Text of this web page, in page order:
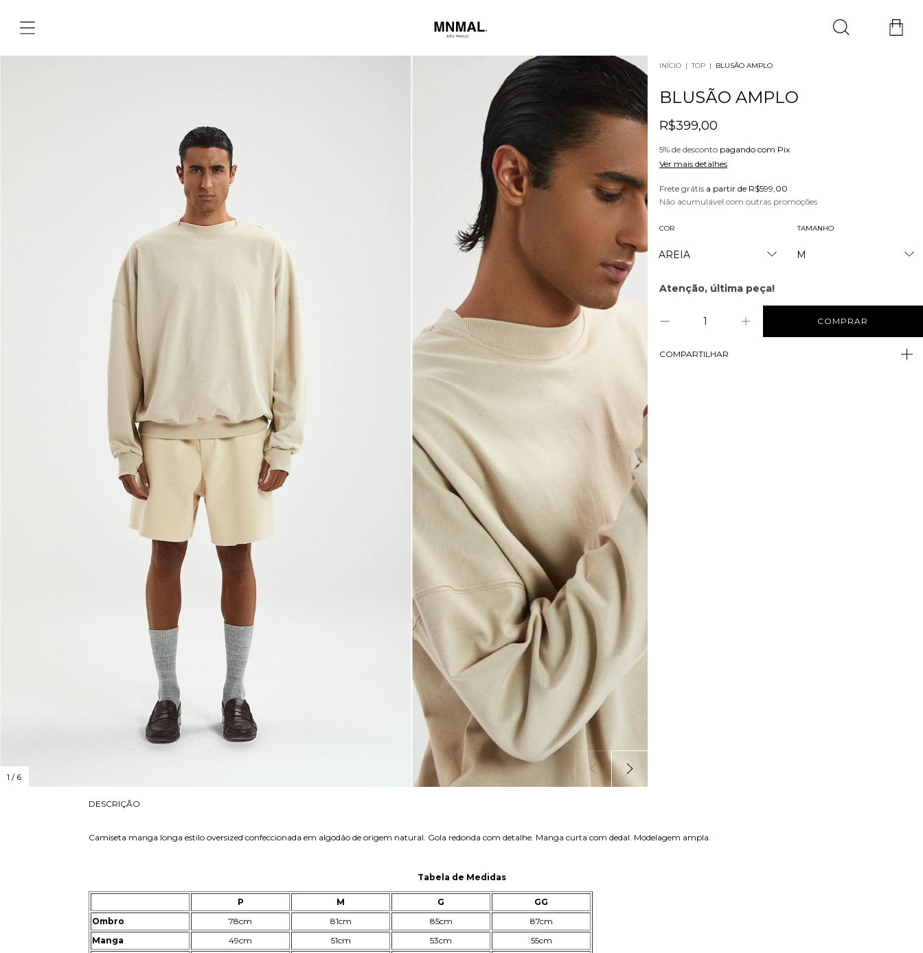
1 / 6
INÍCIO | TOP | BLUSÃO AMPLO
BLUSÃO AMPLO
R$399,00
5% de desconto pagando com Pix
Ver mais detalhes
Frete grátis a partir de R$599,00
Não acumulável com outras promoções
COR TAMANHO
Atenção, última peça!
COMPARTILHAR
DESCRIÇÃO
Camiseta manga longa estilo oversized confeccionada em algodão de origem natural. Gola redonda com detalhe. Manga curta com dedal. Modelagem ampla.
Tabela de Medidas
P M G
GG
Ombro
78cm 81cm 85cm
87cm
Manga
49cm 51cm 53cm
55cm